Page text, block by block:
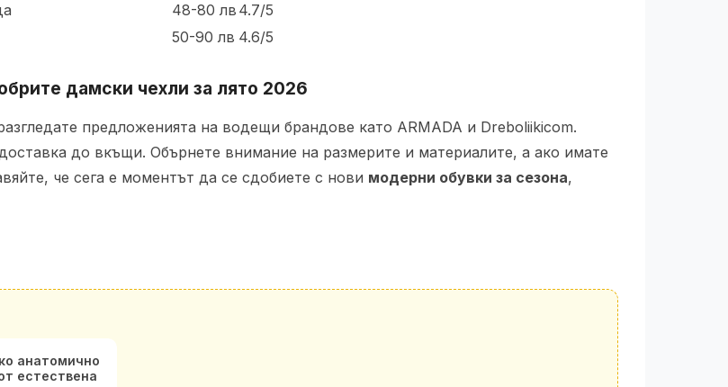
48-80 лв 4.7/5
50-90 лв 4.6/5
дамски чехли за лято 2026
предложенията на водещи брандове като ARMADA и Dreboliikicom.
до вкъщи. Обърнете внимание на размерите и материалите, а ако имате
че сега е моментът да се сдобиете с нови модерни обувки за сезона,
анатомично
естествена